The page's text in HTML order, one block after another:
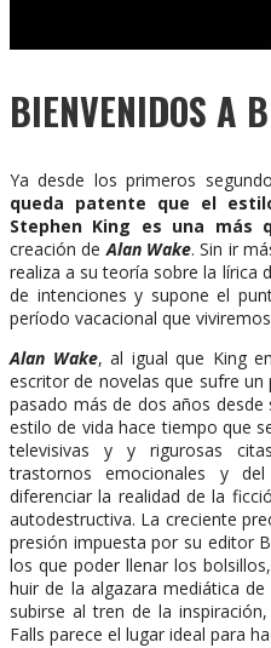
BIENVENIDOS A
Ya desde los primeros
queda patente que el
Stephen King es una más
creación deAlan Wake. Sin ir
realiza a su teoría sobre la lírica
de intenciones y supone el
período vacacional que
Alan Wake, al igual que King
escritor de novelas que sufre
pasado más de dos años
estilo de vida hace tiempo que
televisivas y y rigurosas
trastornos emocionales y
diferenciar la realidad de la
autodestructiva. La creciente
presión impuesta por su editor
los que poder llenar los
huir de la algazara mediática
subirse al tren de la
Falls parece el lugar ideal para